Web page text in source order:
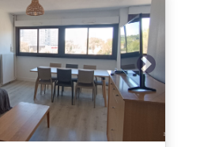
Next